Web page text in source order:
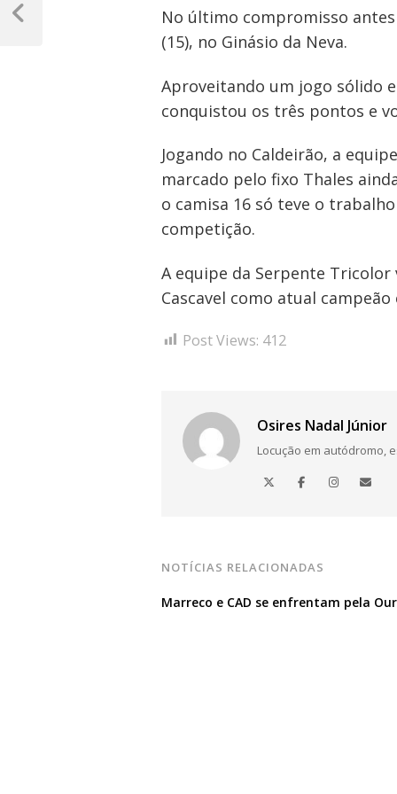
No último compromisso antes
(15), no Ginásio da Neva.
Aproveitando um jogo sólido
conquistou os três pontos e
Jogando no Caldeirão, a
marcado pelo fixo Thales
o camisa 16 só teve o
competição.
A equipe da Serpente Tricolor
Cascavel como atual
Post Views: 412
Osires Nadal Júnior
Locução em autódromo,
NOTÍCIAS RELACIONADAS
Marreco e CAD se enfrentam pela
de
Post